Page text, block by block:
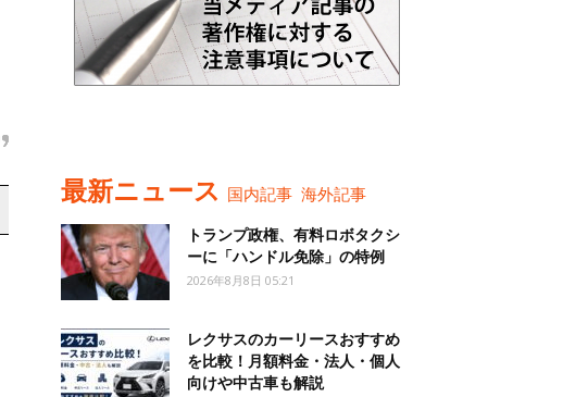
最新ニュース 国内記事 海外記事
トランプ政権、有料ロボタクシ
ーに「ハンドル免除」の特例
2026年8月8日 05:21
レクサスのカーリースおすすめ
を比較！月額料金・法人・個人
向けや中古車も解説